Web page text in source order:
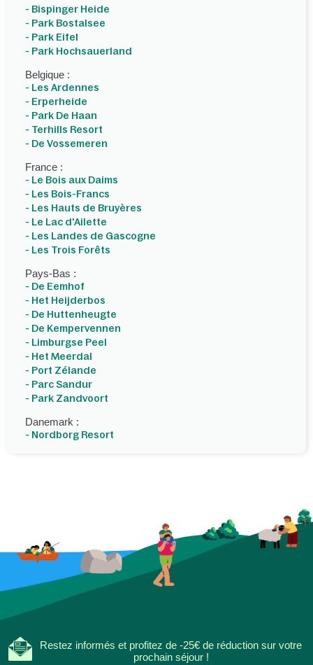
- Bispinger Heide
- Park Bostalsee
- Park Eifel
- Park Hochsauerland
Belgique :
- Les Ardennes
- Erperheide
- Park De Haan
- Terhills Resort
- De Vossemeren
France :
- Le Bois aux Daims
- Les Bois-Francs
- Les Hauts de Bruyères
- Le Lac d'Ailette
- Les Landes de Gascogne
- Les Trois Forêts
Pays-Bas :
- De Eemhof
- Het Heijderbos
- De Huttenheugte
- De Kempervennen
- Limburgse Peel
- Het Meerdal
- Port Zélande
- Parc Sandur
- Park Zandvoort
Danemark :
- Nordborg Resort
Restez informés et profitez de -25€ de réduction sur votre
prochain séjour !